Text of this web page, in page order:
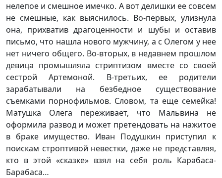
нелепое и смешное имечко. А вот делишки ее совсем
не смешные, как выяснилось. Во-первых, улизнула
она, прихватив драгоценности и шубы и оставив
письмо, что нашла нового мужчину, а с Олегом у нее
нет ничего общего. Во-вторых, в недавнем прошлом
девица промышляла стриптизом вместе со своей
сестрой Артемоной. В-третьих, ее родители
зарабатывали на безбедное существование
съемками порнофильмов. Словом, та еще семейка!
Матушка Олега переживает, что Мальвина не
оформила развод и может претендовать на нажитое
в браке имущество. Иван Подушкин приступил к
поискам строптивой невестки, даже не представляя,
кто в этой «сказке» взял на себя роль Карабаса-
Барабаса…